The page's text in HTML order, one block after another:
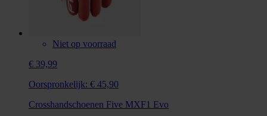
Niet op voorraad
€ 39,99
Oorspronkelijk: € 45,90
Crosshandschoenen Five MXF1 Evo